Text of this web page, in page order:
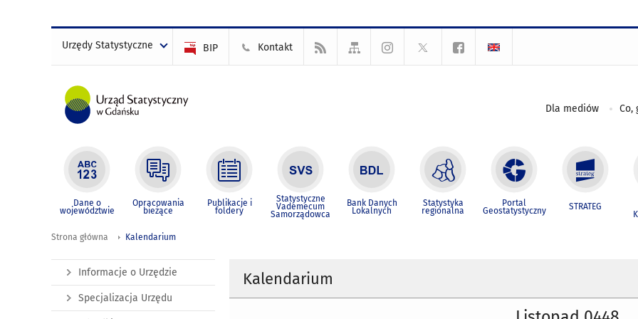
Urzędy Statystyczne BIP Kontakt
Dla mediów Co,
Dane o
województwie
Opracowania
bieżące
Publikacje i
foldery
Statystyczne
Vademecum
Samorządowca
Bank Danych
Lokalnych
Statystyka
regionalna
Portal
Geostatystyczny STRATEG
Strona główna Kalendarium
Kalendarium
Informacje o Urzędzie
Specjalizacja Urzędu